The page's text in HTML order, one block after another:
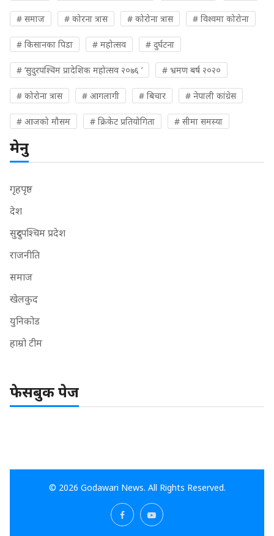
# समाज # कोरना त्रास # कोरोना त्रास # विश्वमा कोरोना
# किसानका पिडा # महोत्सव # दुर्घटना
# ‘सुदुरपश्चिम प्रादेशिक महोत्सव २०७६ ’ # भ्रमण बर्ष २०२०
# कोरोना त्रास # आगलागी # बिचार # नेपाली कांग्रेस
# आजको मौसम # क्रिकेट प्रतियोगिता # सीमा समस्या
मेनु
गृहपृष्ठ
देश
सुदुरपश्चिम प्रदेश
राजनीति
समाज
खेलकुद
युनिकोड
हाम्रो टीम
फेसबुक पेज
© 2026 Godawari News. All Rights Reserved.